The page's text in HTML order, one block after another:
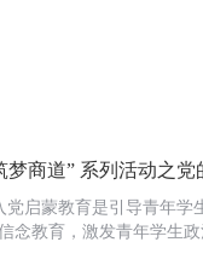
梦商道” 系列活动之党
党启蒙教育是引导青年学
念教育，激发青年学生